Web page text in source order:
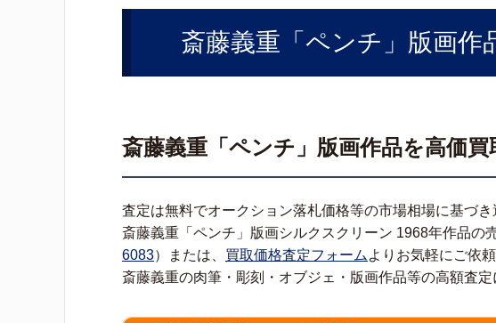
斎藤義重「ペンチ」版画作
斎藤義重「ペンチ」版画作品を高価買
査定は無料でオークション落札価格等の市場相場に基づき
斎藤義重「ペンチ」版画シルクスクリーン 1968年作品の
6083）または、 買取価格査定フォーム よりお気軽にご依頼
斎藤義重の肉筆・彫刻・オブジェ・版画作品等の高額査定